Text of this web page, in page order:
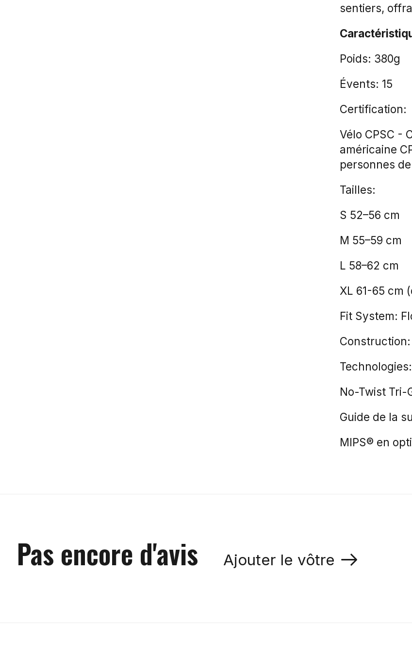
sentiers,
Poids: 380g
Évents: 15
Certification:
Vélo CPSC -
américaine
personnes
Tailles:
S 52–56 cm
M 55–59 cm
L 58–62 cm
XL 61-65 cm
Fit System:
No-Twist Tri-
Guide de la
MIPS® en
Pas encore d'avis Ajouter le vôtre